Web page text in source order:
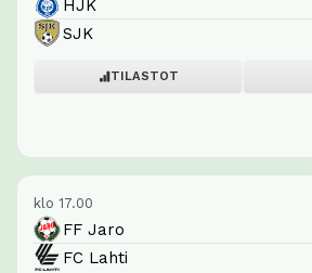
HJK
SJK
TILASTOT
klo 17.00
FF Jaro
FC Lahti